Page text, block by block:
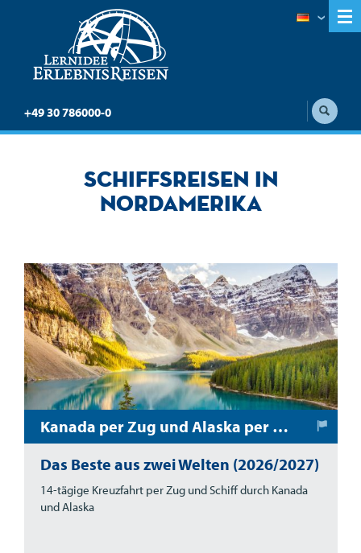
+49 30 786000-0
Schiffsreisen in
Nordamerika
Kanada per Zug und Alaska per Schiff
Das Beste aus zwei Welten (2026/2027)
14-tägige Kreuzfahrt per Zug und Schiff durch Kanada
und Alaska